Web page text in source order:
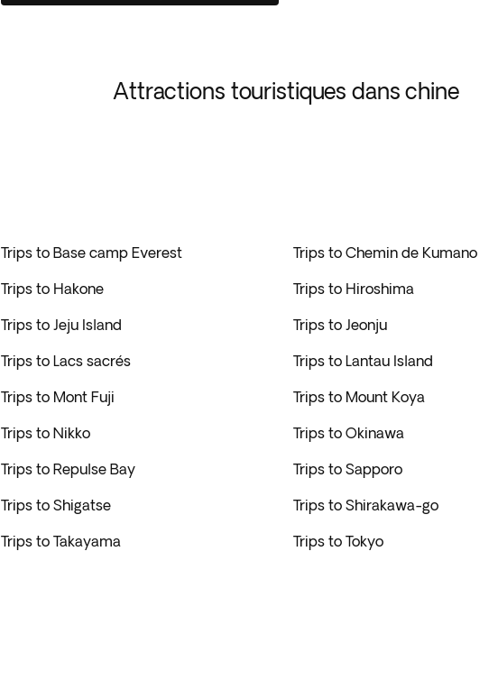
Attractions touristiques dans chine
Trips to Base camp Everest Trips to Chemin de Kumano
Trips to Hakone Trips to Hiroshima
Trips to Jeju Island Trips to Jeonju
Trips to Lacs sacrés Trips to Lantau Island
Trips to Mont Fuji Trips to Mount Koya
Trips to Nikko Trips to Okinawa
Trips to Repulse Bay Trips to Sapporo
Trips to Shigatse Trips to Shirakawa-go
Trips to Takayama Trips to Tokyo